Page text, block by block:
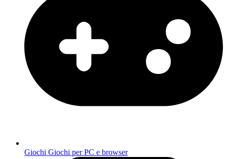
Giochi Giochi per PC e browser